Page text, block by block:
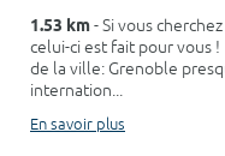
1.53 km- Si vous
celui-ci est fait pour vous
de la ville: Grenoble
internation...
En savoir plus